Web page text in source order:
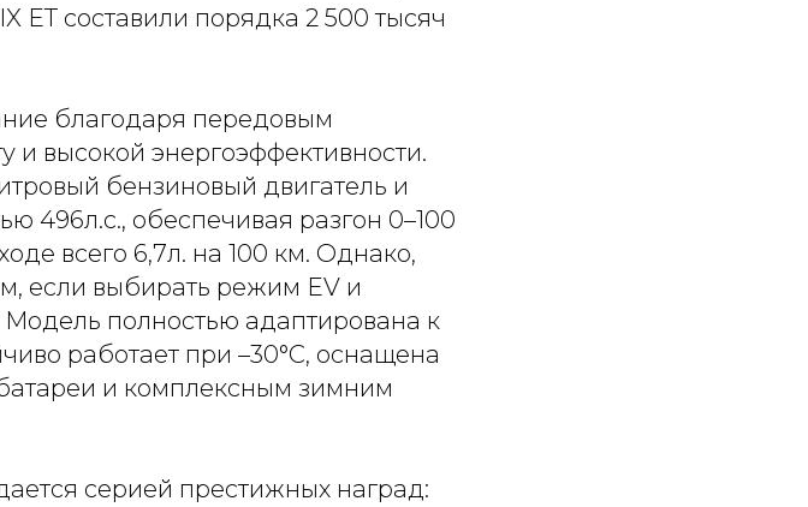
ET составили порядка 2 500 тысяч
благодаря передовым
и высокой энергоэффективности.
бензиновый двигатель и
496л.с., обеспечивая разгон 0–100
всего 6,7л. на 100 км. Однако,
если выбирать режим EV и
полностью адаптирована к
работает при –30°C, оснащена
и комплексным зимним
серией престижных наград: